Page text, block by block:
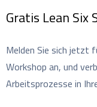
Gratis Lean Six
Melden Sie sich jetzt
Workshop an, und
Arbeitsprozesse in